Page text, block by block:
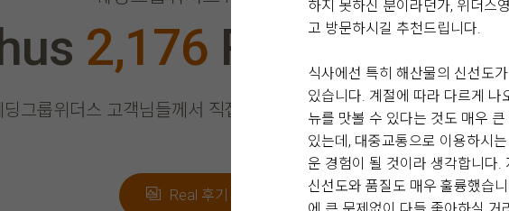
2,176 Real Review
그룹위더스 고객님들께서 직접 작성해주신 소중한 후기
Real 후기 쓰기
하지 못하신 분이라던가, 위더스
고 방문하시길 추천드립니다.
식사에선 특히 해산물의 신선도
있습니다. 계절에 따라 다르게 나
뉴를 맛볼 수 있다는 것도 매우
있는데, 대중교통으로 이용하시
운 경험이 될 것이라 생각합니다.
신선도와 품질도 매우 훌륭했습